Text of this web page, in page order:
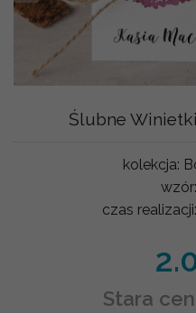
Ślubne
kolekcja:
wzór:
czas realizacji:
Stara